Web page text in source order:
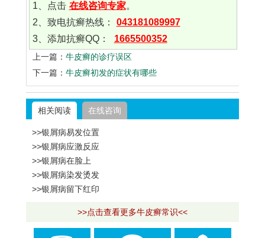
1、点击 在线咨询专家。
2、致电抗癣热线：
043181089997
3、添加抗癣QQ：
1665500352
上一篇： 牛皮癣的诊疗误区
下一篇： 牛皮癣初发的症状有哪些
相关阅读 在线咨询
>>银屑病易发位置
>>银屑病应激反应
>>银屑病在脸上
>>银屑病染发烫发
>>银屑病留下红印
>>点击查看更多牛皮癣常识<<